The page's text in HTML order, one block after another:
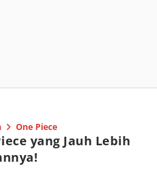
One Piece
yang Jauh Lebih